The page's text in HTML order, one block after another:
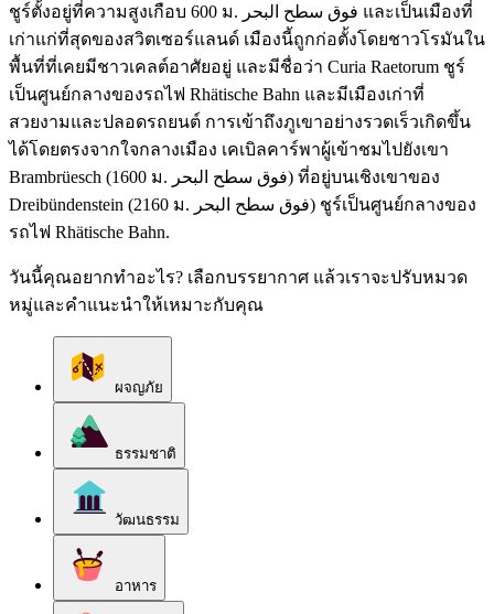
ชูร์ตั้งอยู่ที่ความสูงเกือบ 600 ม. فوق سطح البحر และเป็นเมืองที่
เก่าแก่ที่สุดของสวิตเซอร์แลนด์ เมืองนี้ถูกก่อตั้งโดยชาวโรมันใน
พื้นที่ที่เคยมีชาวเคลต์อาศัยอยู่ และมีชื่อว่า Curia Raetorum ชูร์
เป็นศูนย์กลางของรถไฟ Rhätische Bahn และมีเมืองเก่าที่
สวยงามและปลอดรถยนต์ การเข้าถึงภูเขาอย่างรวดเร็วเกิดขึ้น
ได้โดยตรงจากใจกลางเมือง เคเบิลคาร์พาผู้เข้าชมไปยังเขา
Brambrüesch (1600 ม. فوق سطح البحر) ที่อยู่บนเชิงเขาของ
Dreibündenstein (2160 ม. فوق سطح البحر) ชูร์เป็นศูนย์กลางของ
รถไฟ Rhätische Bahn.
วันนี้คุณอยากทำอะไร? เลือกบรรยากาศ แล้วเราจะปรับหมวด
หมู่และคำแนะนำให้เหมาะกับคุณ
ผจญภัย
ธรรมชาติ
วัฒนธรรม
อาหาร